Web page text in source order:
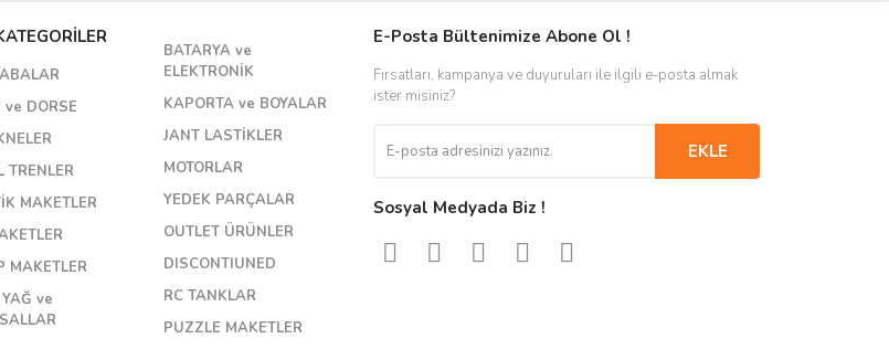
ve DORSE
TRENLER
MAKETLER
MAKETLER
ve
BATARYA ve
ELEKTRONİK
KAPORTA ve BOYALAR
JANT LASTİKLER
MOTORLAR
YEDEK PARÇALAR
OUTLET ÜRÜNLER
DISCONTIUNED
RC TANKLAR
PUZZLE MAKETLER
E-Posta Bültenimize Abone Ol !
Fırsatları, kampanya ve duyuruları ile ilgili e-posta almak
ister misiniz?
EKLE
Sosyal Medyada Biz !